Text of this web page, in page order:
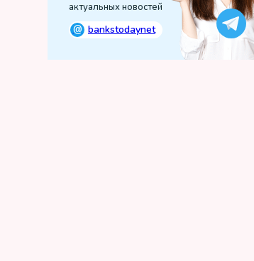
актуальных новостей
@ bankstodaynet